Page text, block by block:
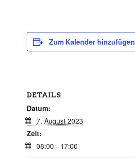
Zum Kalender hinzufügen
DETAILS
Datum:
7. August 2023
Zeit:
08:00 - 17:00